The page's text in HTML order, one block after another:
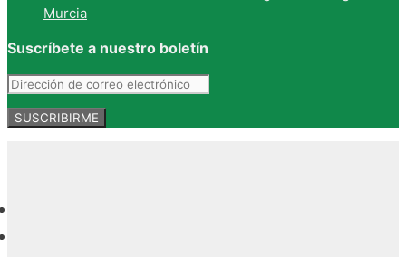
Murcia
Suscríbete a nuestro boletín